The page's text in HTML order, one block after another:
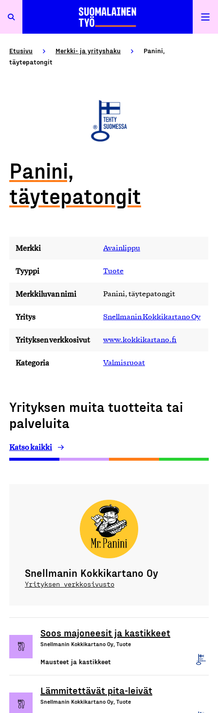
Etusivu Merkki- ja yrityshaku
Panini,
täytepatongit
Panini,
täytepatongit
Merkki Avainlippu
Tyyppi Tuote
Merkkiluvan nimi Panini, täytepatongit
Yritys Snellmanin Kokkikartano Oy
Yrityksen verkkosivut www.kokkikartano.fi
Kategoria Valmisruoat
Yrityksen muita tuotteita tai
palveluita
Katso kaikki
Snellmanin Kokkikartano Oy
Yrityksen verkkosivusto
Soos majoneesit ja kastikkeet
Snellmanin Kokkikartano Oy, Tuote
Mausteet ja kastikkeet
Lämmitettävät pita-leivät
Snellmanin Kokkikartano Oy, Tuote